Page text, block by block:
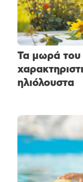
Τα μωρά του
ηλιόλουστα